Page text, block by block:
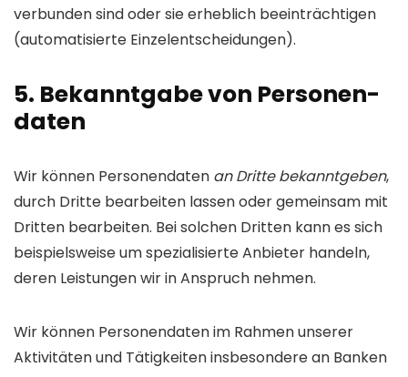
verbunden sind oder sie erheblich beein­trächtigen
(auto­matisierte Einzel­entscheidungen).
5. Bekanntgabe von Personen­
daten
Wir können Personen­daten an Dritte bekanntgeben,
durch Dritte bearbeiten lassen oder gemeinsam mit
Dritten bearbeiten. Bei solchen Dritten kann es sich
beispielsweise um speziali­sierte Anbieter handeln,
deren Leistungen wir in Anspruch nehmen.
Wir können Personen­daten im Rahmen unserer
Aktivi­täten und Tätig­keiten insbesondere an Banken